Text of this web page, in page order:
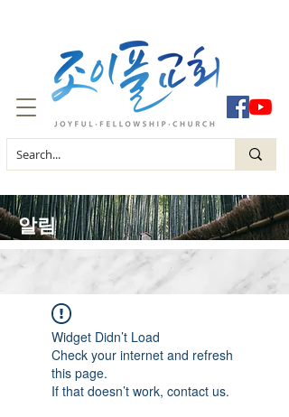
​알림
Widget Didn’t Load
Check your internet and refresh
this page.
If that doesn’t work, contact us.